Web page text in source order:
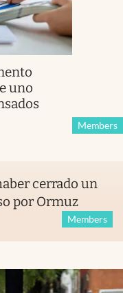
uno
Members
cerrado un
por Ormuz
Members